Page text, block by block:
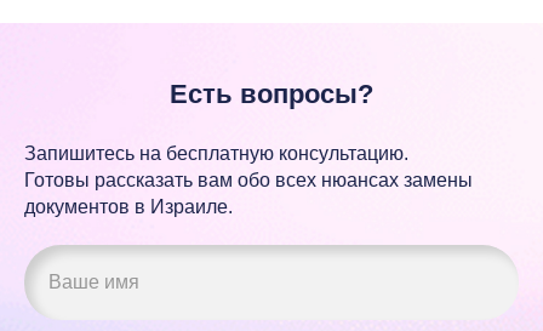
Есть вопросы?
Запишитесь на бесплатную консультацию.
Готовы рассказать вам обо всех нюансах замены
документов в Израиле.